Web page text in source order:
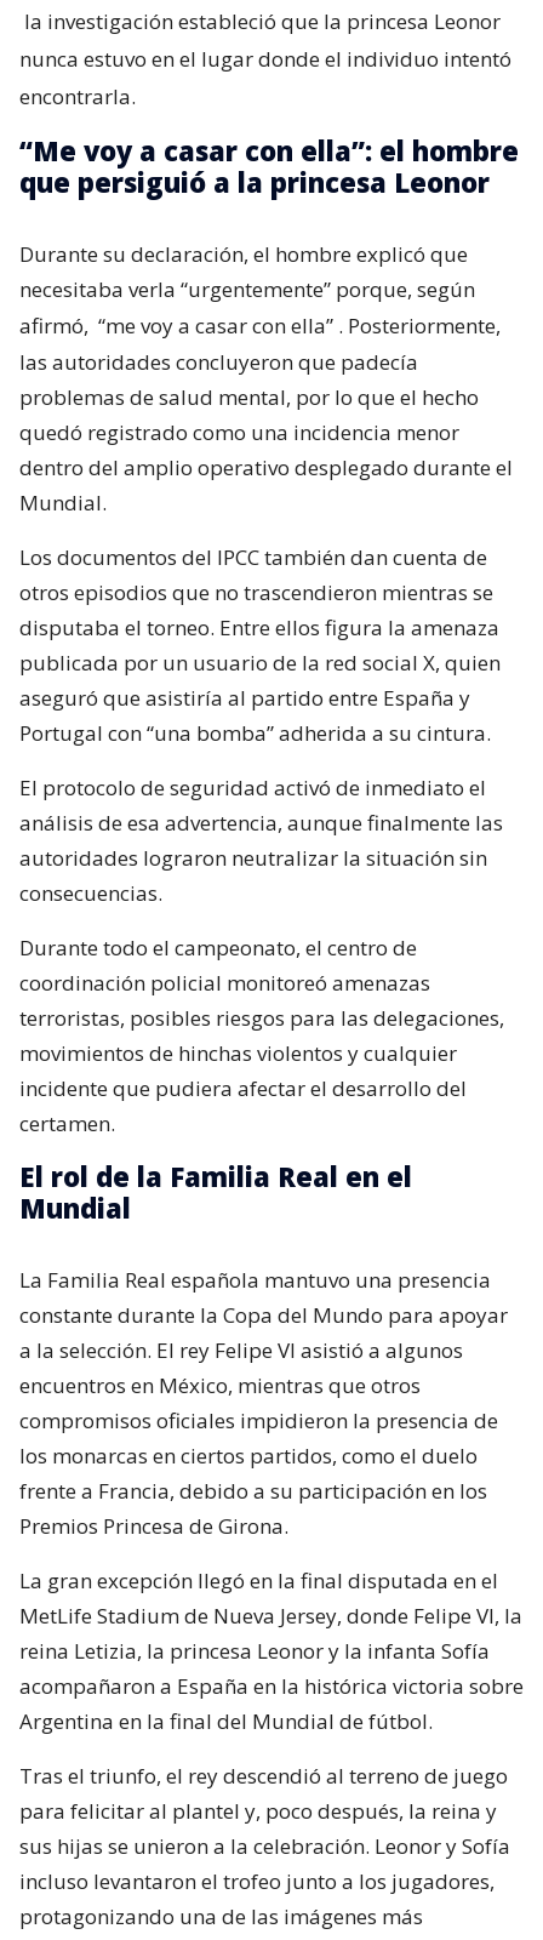
la investigación estableció que la princesa Leonor
nunca estuvo en el lugar donde el individuo intentó
encontrarla.
“Me voy a casar con ella”: el hombre
que persiguió a la princesa Leonor
Durante su declaración, el hombre explicó que
necesitaba verla “urgentemente” porque, según
afirmó, “me voy a casar con ella” . Posteriormente,
las autoridades concluyeron que padecía
problemas de salud mental, por lo que el hecho
quedó registrado como una incidencia menor
dentro del amplio operativo desplegado durante el
Mundial.
Los documentos del IPCC también dan cuenta de
otros episodios que no trascendieron mientras se
disputaba el torneo. Entre ellos figura la amenaza
publicada por un usuario de la red social X, quien
aseguró que asistiría al partido entre España y
Portugal con “una bomba” adherida a su cintura.
El protocolo de seguridad activó de inmediato el
análisis de esa advertencia, aunque finalmente las
autoridades lograron neutralizar la situación sin
consecuencias.
Durante todo el campeonato, el centro de
coordinación policial monitoreó amenazas
terroristas, posibles riesgos para las delegaciones,
movimientos de hinchas violentos y cualquier
incidente que pudiera afectar el desarrollo del
certamen.
El rol de la Familia Real en el
Mundial
La Familia Real española mantuvo una presencia
constante durante la Copa del Mundo para apoyar
a la selección. El rey Felipe VI asistió a algunos
encuentros en México, mientras que otros
compromisos oficiales impidieron la presencia de
los monarcas en ciertos partidos, como el duelo
frente a Francia, debido a su participación en los
Premios Princesa de Girona.
La gran excepción llegó en la final disputada en el
MetLife Stadium de Nueva Jersey, donde Felipe VI, la
reina Letizia, la princesa Leonor y la infanta Sofía
acompañaron a España en la histórica victoria sobre
Argentina en la final del Mundial de fútbol.
Tras el triunfo, el rey descendió al terreno de juego
para felicitar al plantel y, poco después, la reina y
sus hijas se unieron a la celebración. Leonor y Sofía
incluso levantaron el trofeo junto a los jugadores,
protagonizando una de las imágenes más